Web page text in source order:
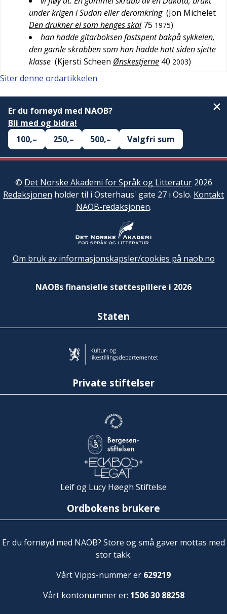
under krigen i Sudan eller deromkring (Jon Michelet
Den drukner ei som henges skal 75 1975)
han hadde gitarboksen fastspent bakpå sykkelen,
den gamle skrabben som han hadde hatt siden sjette
klasse (Kjersti Scheen Ønskestjerne 40 2003)
Siter denne ordartikkelen
Er du fornøyd med NAOB?
Bli med og bidra!
100,–
250,– 500,– Valgfri sum
© Det Norske Akademi for Språk og Litteratur2026
Redaksjonen holder til i Osterhaus' gate 27 i Oslo. Kontakt
NAOB-redaksjonen.
Om bruk av informasjonskapsler/cookies på naob.no
NAOBs finansielle støttespillere i 2026
Staten
Private stiftelser
Leif og Lucy Høegh Stiftelse
Ordbokens brukere
Er du fornøyd med NAOB? Store og små gaver mottas med
stor takk.
Vårt Vipps-nummer er 629219
Vårt kontonummer er: 1506 30 88258